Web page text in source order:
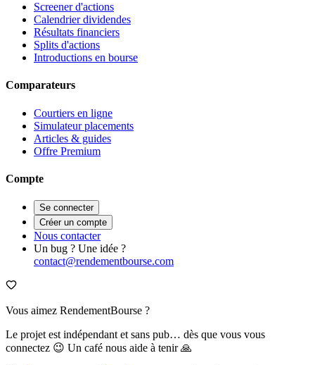
Screener d'actions
Calendrier dividendes
Résultats financiers
Splits d'actions
Introductions en bourse
Comparateurs
Courtiers en ligne
Simulateur placements
Articles & guides
Offre Premium
Compte
Se connecter
Créer un compte
Nous contacter
Un bug ? Une idée ?
contact@rendementbourse.com
Vous aimez RendementBourse ?
Le projet est indépendant et sans pub… dès que vous vous
connectez 😉 Un café nous aide à tenir 🙏